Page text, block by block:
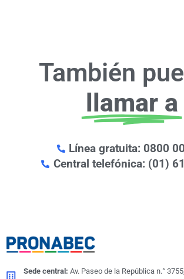
También
llamar a
Línea gratuita: 0800
Central telefónica: (01)
Sede central: Av. Paseo de la República n.°